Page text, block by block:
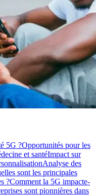
5G ?Opportunités pour les
et santéImpact sur
Analyse des
sont les principales
?Comment la 5G impacte-
sont pionnières dans